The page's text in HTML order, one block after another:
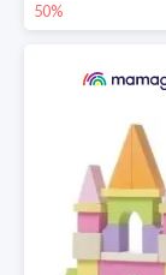
50%